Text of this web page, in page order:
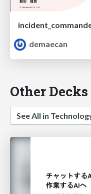
demaecan
Other
See All in